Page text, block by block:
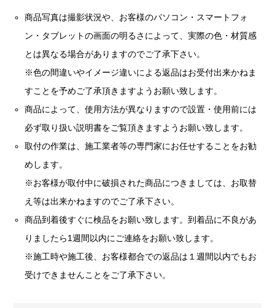
商品写真は撮影状況や、お客様のパソコン・スマートフォ
ン・タブレットの画面の明るさによって、実際の色・材質感
とは異なる場合がありますのでご了承下さい。
※色の間違いやイメージ違いによる返品はお受付出来かねま
すことを予めご了承頂きますようお願い致します。
商品によって、使用方法が異なりますので設置・使用前には
必ず取り扱い説明書をご覧頂きますようお願い致します。
取付の作業は、施工業者等の専門家にお任せすることをお勧
めします。
※お客様が取付中に破損された商品につきましては、お取替
え等は出来かねますのでご了承下さい。
商品到着後すぐに検品をお願い致します。到着品に不良があ
りましたら1週間以内にご連絡をお願い致します。
※施工時や施工後、お客様都合での返品は１週間以内でもお
受けできませんことをご了承下さい。